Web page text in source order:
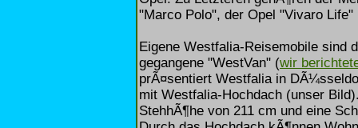
"Marco Polo", der Opel "Vivaro
Eigene Westfalia-Reisemobile sind
gegangene "WestVan" (wir
prÃ¤sentiert Westfalia in
mit Westfalia-Hochdach (unser
StehhÃ¶he von 211 cm und eine